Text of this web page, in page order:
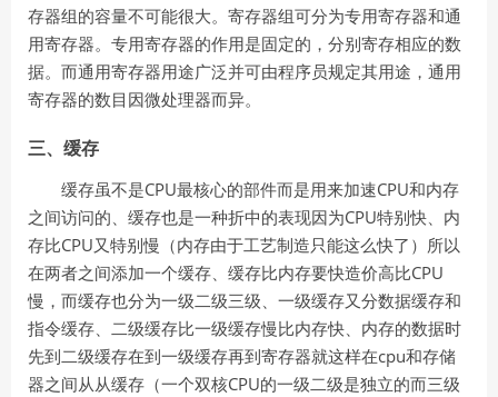
存器组的容量不可能很大。寄存器组可分为专用寄存器和通
用寄存器。专用寄存器的作用是固定的，分别寄存相应的数
据。而通用寄存器用途广泛并可由程序员规定其用途，通用
寄存器的数目因微处理器而异。
三、缓存
缓存虽不是CPU最核心的部件而是用来加速CPU和内存
之间访问的、缓存也是一种折中的表现因为CPU特别快、内
存比CPU又特别慢（内存由于工艺制造只能这么快了）所以
在两者之间添加一个缓存、缓存比内存要快造价高比CPU
慢，而缓存也分为一级二级三级、一级缓存又分数据缓存和
指令缓存、二级缓存比一级缓存慢比内存快、内存的数据时
先到二级缓存在到一级缓存再到寄存器就这样在cpu和存储
器之间从从缓存（一个双核CPU的一级二级是独立的而三级